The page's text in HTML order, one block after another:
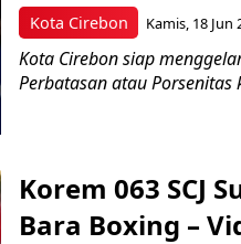
Kota Cirebon Kamis, 18 Jun
Kota Cirebon siap
Perbatasan atau
Korem 063 SCJ
Bara Boxing –